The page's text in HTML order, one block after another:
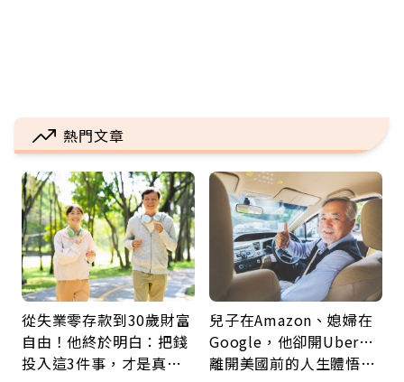
熱門文章
從失業零存款到30歲財富
自由！他終於明白：把錢
投入這3件事，才是真正
兒子在Amazon、媳婦在
Google，他卻開Uber…
離開美國前的人生體悟：